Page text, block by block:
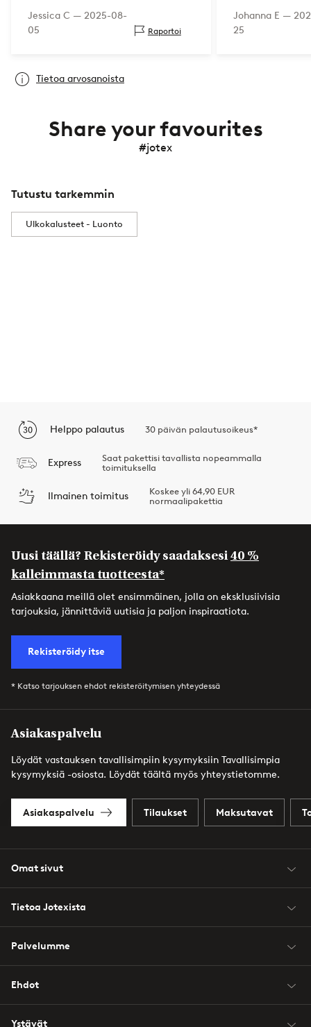
erittäin tyytyväinen.
Jessica C — 2025-08-
05
Raportoi
Johanna E —
25
Tietoa arvosanoista
Share your favourites
#jotex
Tutustu tarkemmin
Ulkokalusteet - Luonto
Helppo palautus 30 päivän palautusoikeus*
Express
Saat pakettisi tavallista nopeammalla
toimituksella
Ilmainen toimitus
Koskee yli 64,90 EUR
normaalipakettia
Uusi täällä? Rekisteröidy saadaksesi40 %
kalleimmasta tuotteesta*
Asiakkaana meillä olet ensimmäinen, jolla on eksklusiivisia
tarjouksia, jännittäviä uutisia ja paljon inspiraatiota.
Rekisteröidy itse
* Katso tarjouksen ehdot rekisteröitymisen yhteydessä
Asiakaspalvelu
Löydät vastauksen tavallisimpiin kysymyksiin Tavallisimpia
kysymyksiä -osiosta. Löydät täältä myös yhteystietomme.
Asiakaspalvelu Tilaukset Maksutavat
Omat sivut
Tietoa Jotexista
Palvelumme
Ehdot
Ystävät